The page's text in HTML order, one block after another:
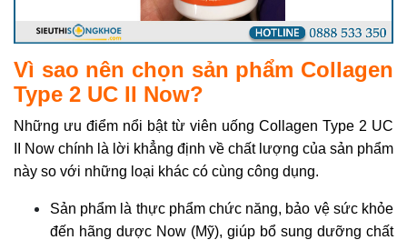
Vì sao nên chọn sản phẩm Collagen
Type 2 UC II Now?
Những ưu điểm nổi bật từ viên uống Collagen Type 2 UC
II Now chính là lời khẳng định về chất lượng của sản phẩm
này so với những loại khác có cùng công dụng.
Sản phẩm là thực phẩm chức năng, bảo vệ sức khỏe
đến hãng dược Now (Mỹ), giúp bổ sung dưỡng chất